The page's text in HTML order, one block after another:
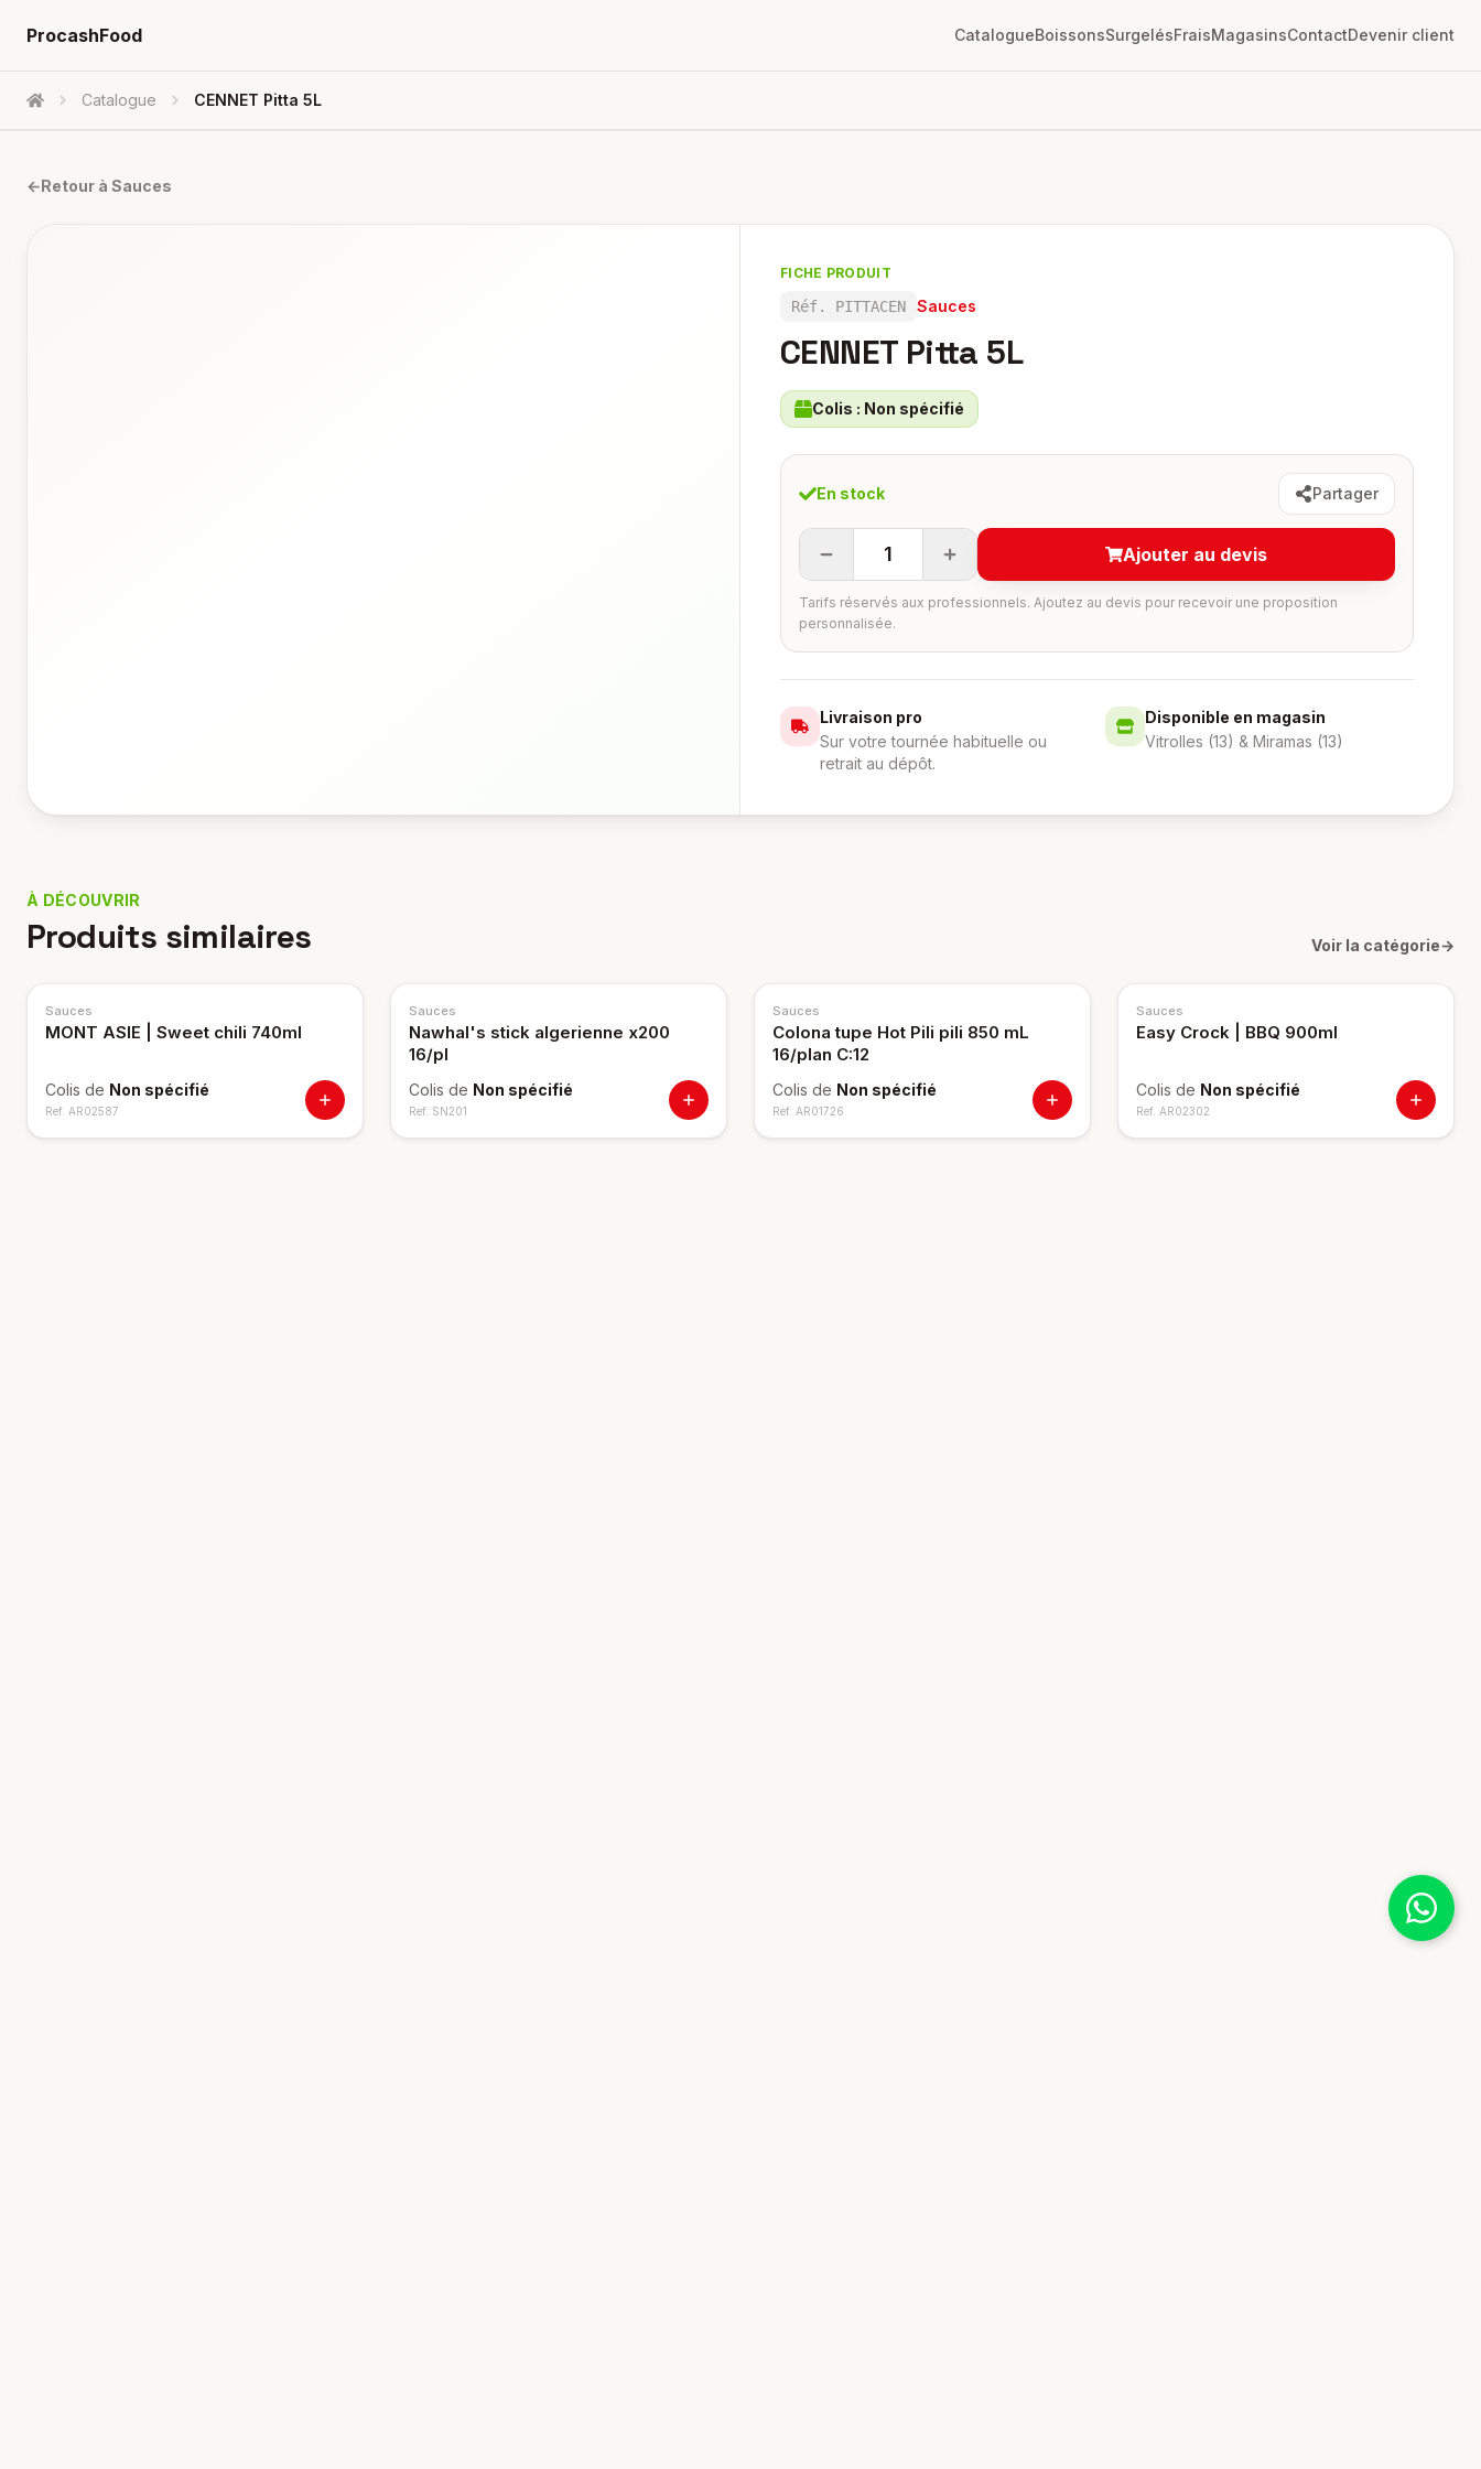
ProcashFood CatalogueBoissonsSurgelésFraisMagasinsContactDevenir client
Accueil Catalogue CENNET Pitta 5L
←Retour à Sauces
FICHE PRODUIT
Réf. PITTACEN Sauces
CENNET Pitta 5L
Colis : Non spécifié
En stock Partager
1 Ajouter au devis
Tarifs réservés aux professionnels. Ajoutez au devis pour recevoir une proposition
personnalisée.
Livraison pro
Sur votre tournée habituelle ou
retrait au dépôt.
Disponible en magasin
Vitrolles (13) & Miramas (13)
À DÉCOUVRIR
Produits similaires Voir la catégorie→
Sauces
MONT ASIE | Sweet chili 740ml
Colis de Non spécifié
Ref. AR02587
Sauces
Nawhal's stick algerienne x200
16/pl
Colis de Non spécifié
Ref. SN201
Sauces
Colona tupe Hot Pili pili 850 mL
16/plan C:12
Colis de Non spécifié
Ref. AR01726
Sauces
Easy Crock | BBQ 900ml
Colis de Non spécifié
Ref. AR02302